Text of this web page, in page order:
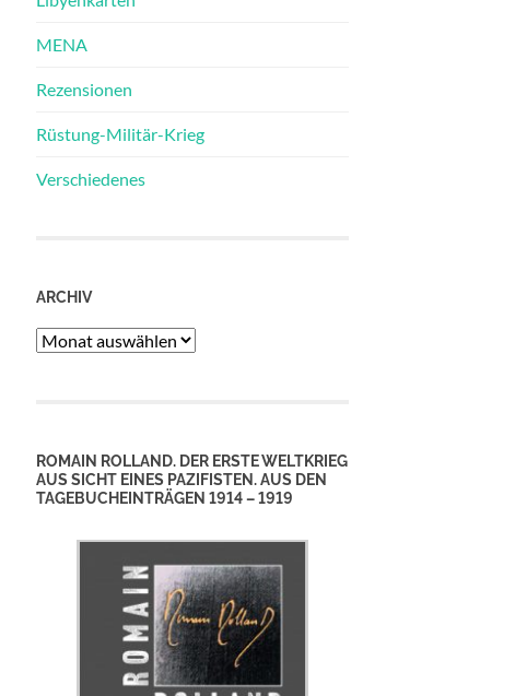
MENA
Rezensionen
Rüstung-Militär-Krieg
Verschiedenes
ARCHIV
Archiv
ROMAIN ROLLAND. DER ERSTE WELTKRIEG
AUS SICHT EINES PAZIFISTEN. AUS DEN
TAGEBUCHEINTRÄGEN 1914 – 1919